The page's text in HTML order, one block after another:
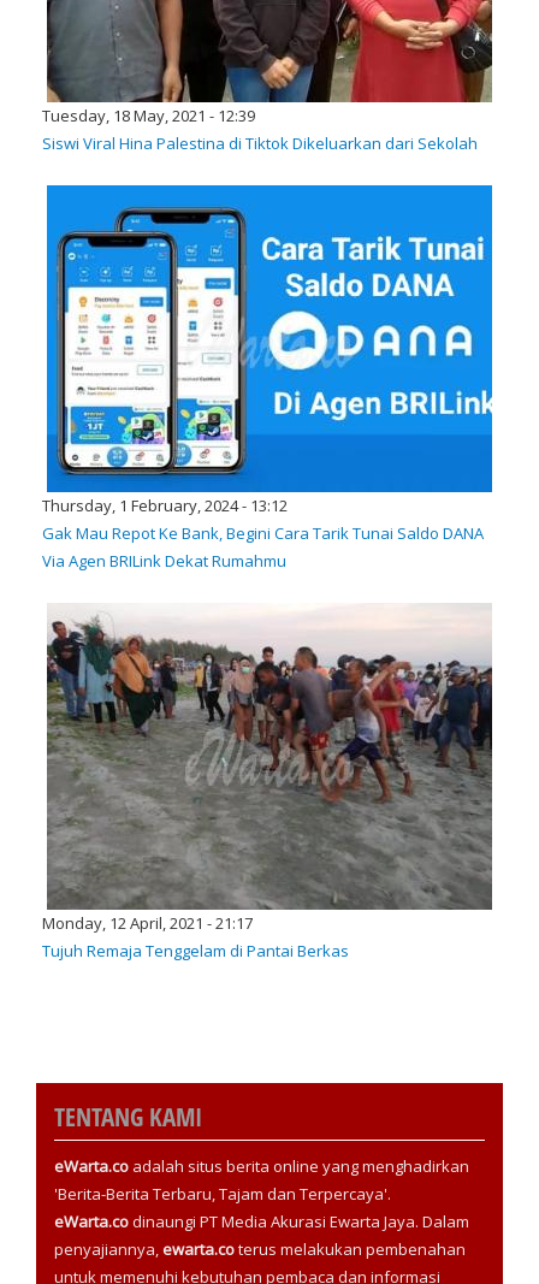
Tuesday, 18 May, 2021 - 12:39
Siswi Viral Hina Palestina di Tiktok Dikeluarkan dari Sekolah
Thursday, 1 February, 2024 - 13:12
Gak Mau Repot Ke Bank, Begini Cara Tarik Tunai Saldo DANA
Via Agen BRILink Dekat Rumahmu
Monday, 12 April, 2021 - 21:17
Tujuh Remaja Tenggelam di Pantai Berkas
TENTANG KAMI
eWarta.co adalah situs berita online yang menghadirkan
'Berita-Berita Terbaru, Tajam dan Terpercaya'.
eWarta.codinaungi PT Media Akurasi Ewarta Jaya. Dalam
penyajiannya,ewarta.coterus melakukan pembenahan
untuk memenuhi kebutuhan pembaca dan informasi